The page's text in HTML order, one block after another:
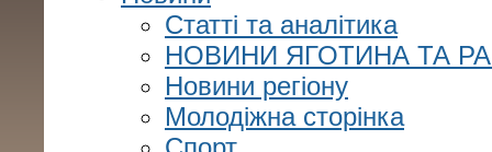
Статті та аналітика
НОВИНИ ЯГОТИНА ТА
Новини регіону
Молодіжна сторінка